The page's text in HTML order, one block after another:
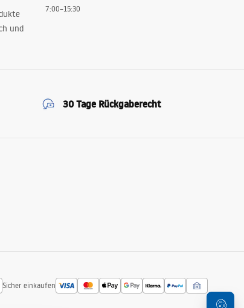
und
7:00–15:30
30 Tage Rückgaberecht
Sicher einkaufen